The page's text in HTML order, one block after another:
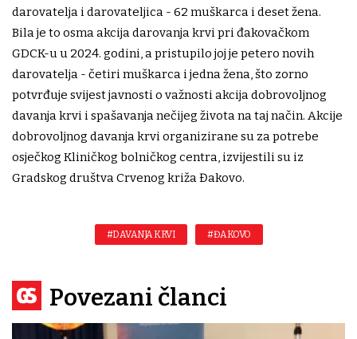
darovatelja i darovateljica - 62 muškarca i deset žena.
Bila je to osma akcija darovanja krvi pri đakovačkom
GDCK-u u 2024. godini, a pristupilo joj je petero novih
darovatelja - četiri muškarca i jedna žena, što zorno
potvrđuje svijest javnosti o važnosti akcija dobrovoljnog
davanja krvi i spašavanja nečijeg života na taj način. Akcije
dobrovoljnog davanja krvi organizirane su za potrebe
osječkog Kliničkog bolničkog centra, izvijestili su iz
Gradskog društva Crvenog križa Đakovo.
#DAVANJA KRVI #ĐAKOVO
Povezani članci